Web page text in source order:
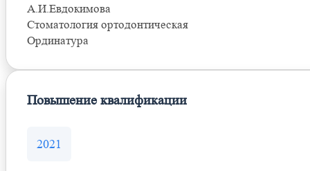
А.И.Евдокимова
Стоматология ортодонтическая
Ординатура
Повышение квалификации
2021